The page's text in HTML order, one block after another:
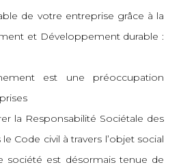
de votre entreprise grâce à la
et Développement durable :
est une préoccupation
la Responsabilité Sociétale des
Code civil à travers l’objet social
société est désormais tenue de